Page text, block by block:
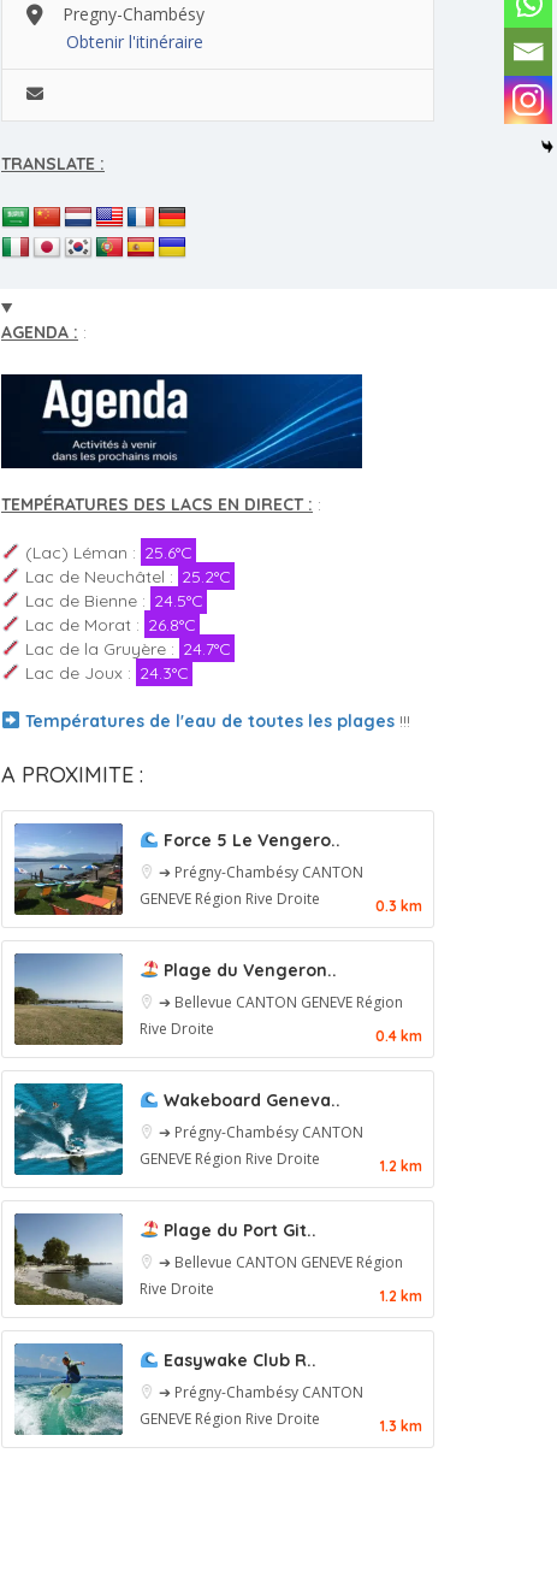
Pregny-Chambésy
Obtenir l'itinéraire
TRANSLATE :
AGENDA : :
TEMPÉRATURES DES LACS EN DIRECT : :
(Lac) Léman : 25.6°C
Lac de Neuchâtel : 25.2°C
Lac de Bienne : 24.5°C
Lac de Morat : 26.8°C
Lac de la Gruyère : 24.7°C
Lac de Joux : 24.3°C
Températures de l'eau de toutes les plages!!!
A PROXIMITE :
Force 5 Le Vengero..
➔ Prégny-Chambésy CANTON
GENEVE Région Rive Droite 0.3 km
Plage du Vengeron..
➔ Bellevue CANTON GENEVE Région
Rive Droite
0.4 km
Wakeboard Geneva..
➔ Prégny-Chambésy CANTON
GENEVE Région Rive Droite 1.2 km
Plage du Port Git..
➔ Bellevue CANTON GENEVE Région
Rive Droite
1.2 km
Easywake Club R..
➔ Prégny-Chambésy CANTON
GENEVE Région Rive Droite 1.3 km